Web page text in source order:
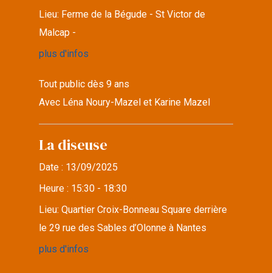
Lieu: Ferme de la Bégude - St Victor de
Malcap -
plus d'infos
Tout public dès 9 ans
Avec Léna Noury-Mazel et Karine Mazel
La diseuse
Date : 13/09/2025
Heure : 15:30 - 18:30
Lieu:Quartier Croix-Bonneau Square derrière
le 29 rue des Sables d’Olonne à Nantes
plus d'infos